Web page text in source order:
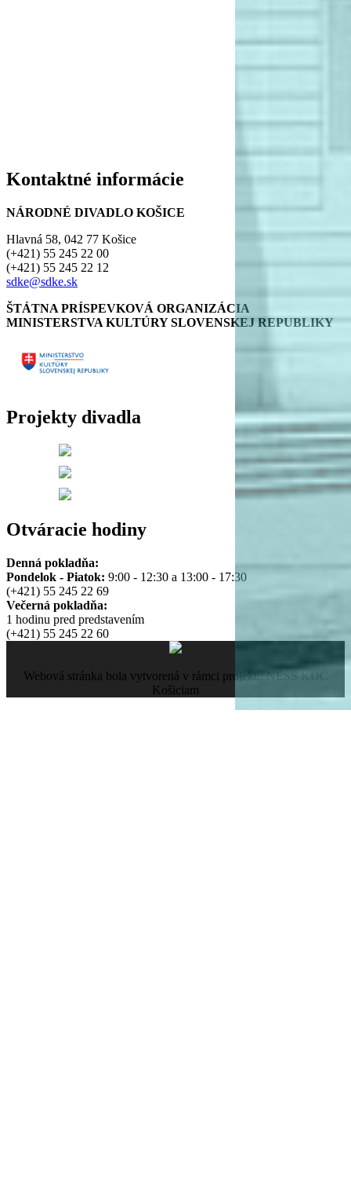
Kontaktné informácie
NÁRODNÉ DIVADLO KOŠICE
Hlavná 58, 042 77 Košice
(+421) 55 245 22 00
(+421) 55 245 22 12
sdke@sdke.sk
ŠTÁTNA PRÍSPEVKOVÁ ORGANIZÁCIA
MINISTERSTVA KULTÚRY SLOVENSKEJ REPUBLIKY
Projekty divadla
Otváracie hodiny
Denná pokladňa:
Pondelok - Piatok: 9:00 - 12:30 a 13:00 - 17:30
(+421) 55 245 22 69
Večerná pokladňa:
1 hodinu pred predstavením
(+421) 55 245 22 60
Webová stránka bola vytvorená v rámci projektu NESS KDC
Košiciam